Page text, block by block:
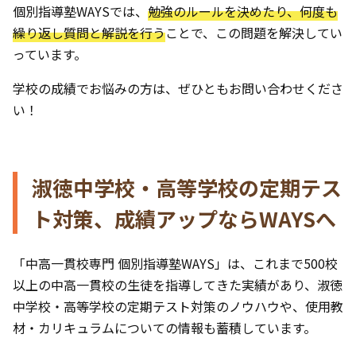
個別指導塾WAYSでは、 勉強のルールを決めたり、何度も
繰り返し質問と解説を行うことで、この問題を解決してい
っています。
学校の成績でお悩みの方は、ぜひともお問い合わせくださ
い！
淑徳中学校・高等学校の定期テス
ト対策、成績アップならWAYSへ
「中高一貫校専門 個別指導塾WAYS」は、これまで500校
以上の中高一貫校の生徒を指導してきた実績があり、淑徳
中学校・高等学校の定期テスト対策のノウハウや、使用教
材・カリキュラムについての情報も蓄積しています。